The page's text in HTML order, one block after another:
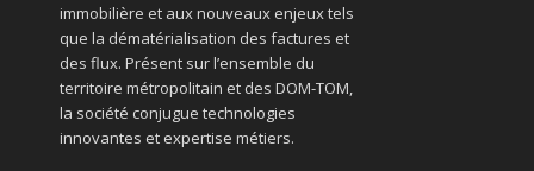
immobilière et aux nouveaux enjeux tels
que la dématérialisation des factures et
des flux. Présent sur l’ensemble du
territoire métropolitain et des DOM-TOM,
la société conjugue technologies
innovantes et expertise métiers.